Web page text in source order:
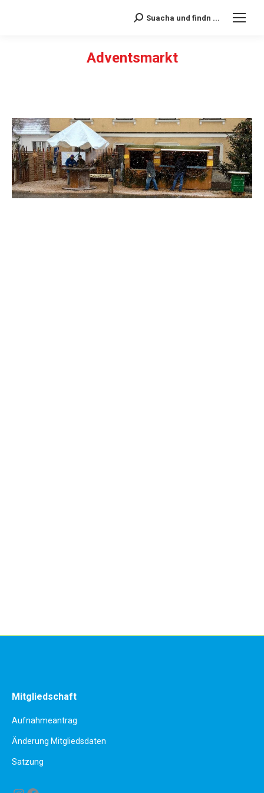
Search:Suacha und findn ...
Adventsmarkt
Mitgliedschaft
Aufnahmeantrag
Änderung Mitgliedsdaten
Satzung